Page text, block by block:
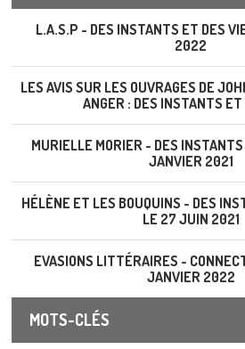
L.A.S.P - DES INSTANTS ET DES
2022
LES AVIS SUR LES OUVRAGES DE
ANGER : DES INSTANTS ET
MURIELLE MORIER - DES
JANVIER 2021
HÉLÈNE ET LES BOUQUINS - DES
LE 27 JUIN 2021
EVASIONS LITTÉRAIRES -
JANVIER 2022
MOTS-CLÉS